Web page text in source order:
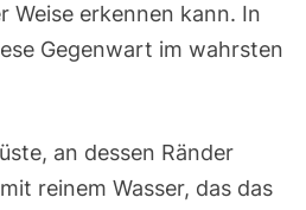
Weise erkennen kann. In
Gegenwart im wahrsten
an dessen Ränder
reinem Wasser, das das